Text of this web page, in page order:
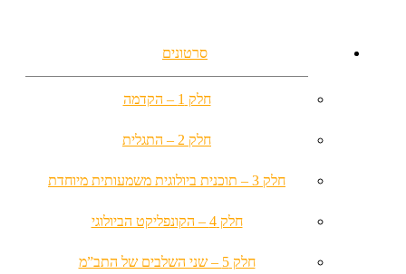
סרטונים
חלק 1 – הקדמה
חלק 2 – התגלית
חלק 3 – תוכנית ביולוגית משמעותית מיוחדת
חלק 4 – הקונפליקט הביולוגי
חלק 5 – שני השלבים של התב”מ